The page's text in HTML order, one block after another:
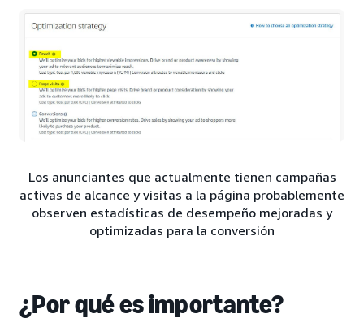
Los anunciantes que actualmente tienen campañas
activas de alcance y visitas a la página probablemente
observen estadísticas de desempeño mejoradas y
optimizadas para la conversión
¿Por qué es importante?